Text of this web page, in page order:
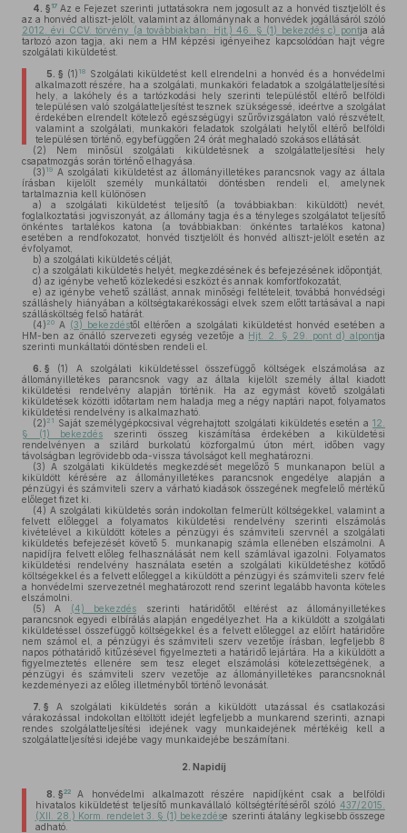
4. § 17 Az e Fejezet szerinti juttatásokra nem jogosult az a honvéd tisztjelölt és
az a honvéd altiszt-jelölt, valamint az állománynak a honvédek jogállásáról szóló
2012. évi CCV. törvény (a továbbiakban: Hjt.) 46. § (1) bekezdés c) pontja alá
tartozó azon tagja, aki nem a HM képzési igényeihez kapcsolódóan hajt végre
szolgálati kiküldetést.
5. § (1) 18
Szolgálati kiküldetést kell elrendelni a honvéd és a honvédelmi
alkalmazott részére, ha a szolgálati, munkaköri feladatok a szolgálatteljesítési
hely, a lakóhely és a tartózkodási hely szerinti településtől eltérő belföldi
településen való szolgálatteljesítést tesznek szükségessé, ideértve a szolgálat
érdekében elrendelt kötelező egészségügyi szűrővizsgálaton való részvételt,
valamint a szolgálati, munkaköri feladatok szolgálati helytől eltérő belföldi
településen történő, egybefüggően 24 órát meghaladó szokásos ellátását.
(2) Nem minősül szolgálati kiküldetésnek a szolgálatteljesítési hely
csapatmozgás során történő elhagyása.
(3) 19 A szolgálati kiküldetést az állományilletékes parancsnok vagy az általa
írásban kijelölt személy munkáltatói döntésben rendeli el, amelynek
tartalmaznia kell különösen
a) a szolgálati kiküldetést teljesítő (a továbbiakban: kiküldött) nevét,
foglalkoztatási jogviszonyát, az állomány tagja és a tényleges szolgálatot teljesítő
önkéntes tartalékos katona (a továbbiakban: önkéntes tartalékos katona)
esetében a rendfokozatot, honvéd tisztjelölt és honvéd altiszt-jelölt esetén az
évfolyamot,
b) a szolgálati kiküldetés célját,
c) a szolgálati kiküldetés helyét, megkezdésének és befejezésének időpontját,
d) az igénybe vehető közlekedési eszközt és annak komfortfokozatát,
e) az igénybe vehető szállást, annak minőségi feltételeit, továbbá honvédségi
szálláshely hiányában a költségtakarékossági elvek szem előtt tartásával a napi
szállásköltség felső határát.
(4) 20 A (3) bekezdéstől eltérően a szolgálati kiküldetést honvéd esetében a
HM-ben az önálló szervezeti egység vezetője a Hjt. 2. § 29. pont d) alpontja
szerinti munkáltatói döntésben rendeli el.
6. § (1)
A szolgálati kiküldetéssel összefüggő költségek elszámolása az
állományilletékes parancsnok vagy az általa kijelölt személy által kiadott
kiküldetési rendelvény alapján történik. Ha az egymást követő szolgálati
kiküldetések közötti időtartam nem haladja meg a négy naptári napot, folyamatos
kiküldetési rendelvény is alkalmazható.
(2) 21 Saját személygépkocsival végrehajtott szolgálati kiküldetés esetén a 12.
§ (1) bekezdés szerinti összeg kiszámítása érdekében a kiküldetési
rendelvényen a szilárd burkolatú közforgalmú úton mért, időben vagy
távolságban legrövidebb oda-vissza távolságot kell meghatározni.
(3) A szolgálati kiküldetés megkezdését megelőző 5 munkanapon belül a
kiküldött kérésére az állományilletékes parancsnok engedélye alapján a
pénzügyi és számviteli szerv a várható kiadások összegének megfelelő mértékű
előleget fizet ki.
(4) A szolgálati kiküldetés során indokoltan felmerült költségekkel, valamint a
felvett előleggel a folyamatos kiküldetési rendelvény szerinti elszámolás
kivételével a kiküldött köteles a pénzügyi és számviteli szervnél a szolgálati
kiküldetés befejezését követő 5. munkanapig számla ellenében elszámolni. A
napidíjra felvett előleg felhasználását nem kell számlával igazolni. Folyamatos
kiküldetési rendelvény használata esetén a szolgálati kiküldetéshez kötődő
költségekkel és a felvett előleggel a kiküldött a pénzügyi és számviteli szerv felé
a honvédelmi szervezetnél meghatározott rend szerint legalább havonta köteles
elszámolni.
(5) A (4) bekezdés szerinti határidőtől eltérést az állományilletékes
parancsnok egyedi elbírálás alapján engedélyezhet. Ha a kiküldött a szolgálati
kiküldetéssel összefüggő költségekkel és a felvett előleggel az előírt határidőre
nem számol el, a pénzügyi és számviteli szerv vezetője írásban, legfeljebb 8
napos póthatáridő kitűzésével figyelmezteti a határidő lejártára. Ha a kiküldött a
figyelmeztetés ellenére sem tesz eleget elszámolási kötelezettségének, a
pénzügyi és számviteli szerv vezetője az állományilletékes parancsnoknál
kezdeményezi az előleg illetményből történő levonását.
7. § A szolgálati kiküldetés során a kiküldött utazással és csatlakozási
várakozással indokoltan eltöltött idejét legfeljebb a munkarend szerinti, aznapi
rendes szolgálatteljesítési idejének vagy munkaidejének mértékéig kell a
szolgálatteljesítési idejébe vagy munkaidejébe beszámítani.
2. Napidíj
8. §22
A honvédelmi alkalmazott részére napidíjként csak a belföldi
hivatalos kiküldetést teljesítő munkavállaló költségtérítéséről szóló 437/2015.
(XII. 28.) Korm. rendelet 3. § (1) bekezdése szerinti átalány legkisebb összege
adható.